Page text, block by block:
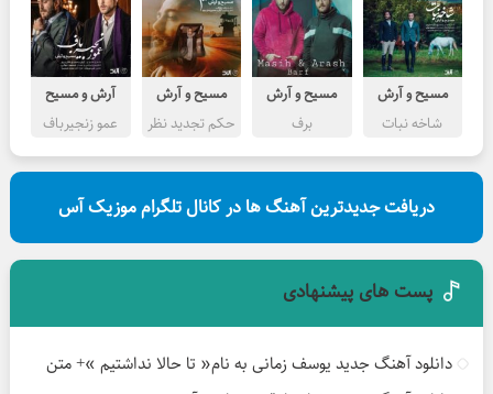
مسیح و آرش
شاخه نبات
مسیح و آرش
برف
مسیح و آرش
حکم تجدید نظر
آرش و مسیح
عمو زنجیرباف
دریافت جدیدترین آهنگ ها در کانال تلگرام موزیک آس
پست های پیشنهادی
دانلود آهنگ جدید یوسف زمانی به نام« تا حالا نداشتیم »+ متن